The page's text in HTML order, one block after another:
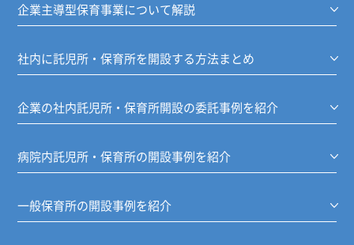
企業主導型保育事業について解説
社内に託児所・保育所を開設する方法まとめ
企業の社内託児所・保育所開設の委託事例を紹介
病院内託児所・保育所の開設事例を紹介
一般保育所の開設事例を紹介